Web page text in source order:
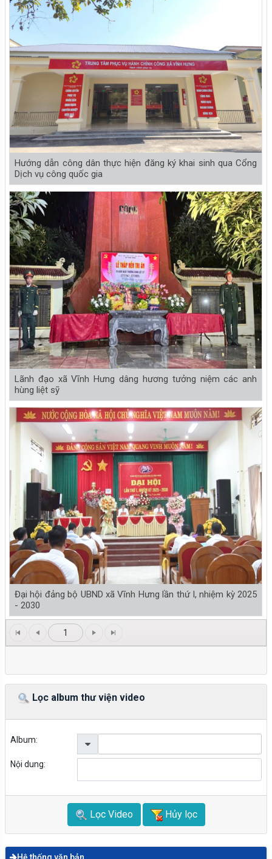
Hướng dẫn công dân thực hiện đăng ký khai sinh qua Cổng
Dịch vụ công quốc gia
Lãnh đạo xã Vĩnh Hưng dâng hương tưởng niệm các anh
hùng liệt sỹ
Đại hội đảng bộ UBND xã Vĩnh Hưng lần thứ I, nhiệm kỳ 2025
- 2030
1
Lọc album thư viện video
Album:
Nội dung:
Lọc Video Hủy lọc